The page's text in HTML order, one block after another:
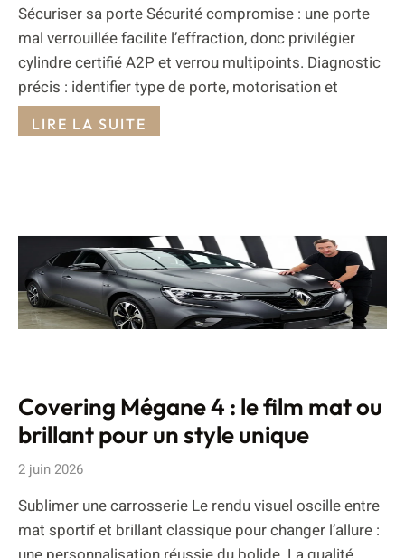
Sécuriser sa porte Sécurité compromise : une porte
mal verrouillée facilite l’effraction, donc privilégier
cylindre certifié A2P et verrou multipoints. Diagnostic
précis : identifier type de porte, motorisation et
LIRE LA SUITE
Covering Mégane 4 : le film mat ou
brillant pour un style unique
2 juin 2026
Sublimer une carrosserie Le rendu visuel oscille entre
mat sportif et brillant classique pour changer l’allure :